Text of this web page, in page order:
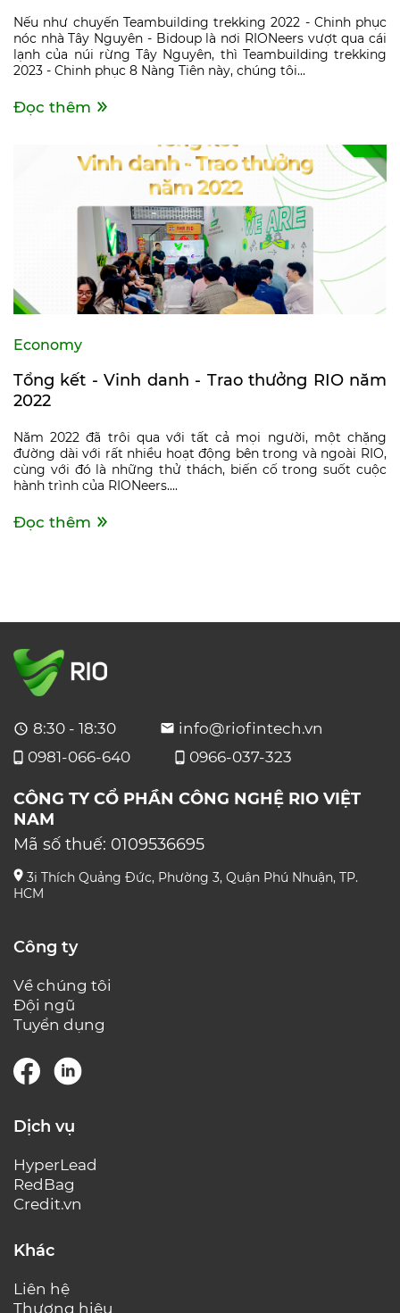
Nếu như chuyến Teambuilding trekking 2022 - Chinh phục
nóc nhà Tây Nguyên - Bidoup là nơi RIONeers vượt qua cái
lạnh của núi rừng Tây Nguyên, thì Teambuilding trekking
2023 - Chinh phục 8 Nàng Tiên này, chúng tôi...
Đọc thêm
Economy
Tổng kết - Vinh danh - Trao thưởng RIO năm
2022
Năm 2022 đã trôi qua với tất cả mọi người, một chặng
đường dài với rất nhiều hoạt động bên trong và ngoài RIO,
cùng với đó là những thử thách, biến cố trong suốt cuộc
hành trình của RIONeers....
Đọc thêm
8:30 - 18:30
info@riofintech.vn
0981-066-640
0966-037-323
CÔNG TY CỔ PHẦN CÔNG NGHỆ RIO VIỆT
NAM
Mã số thuế: 0109536695
3i Thích Quảng Đức, Phường 3, Quận Phú Nhuận, TP.
HCM
Công ty
Về chúng tôi
Đội ngũ
Tuyển dụng
Dịch vụ
HyperLead
RedBag
Credit.vn
Khác
Liên hệ
Thương hiệu